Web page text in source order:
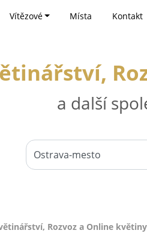
Vítězové Místa Kontakt
a další
Rozvoz a Online